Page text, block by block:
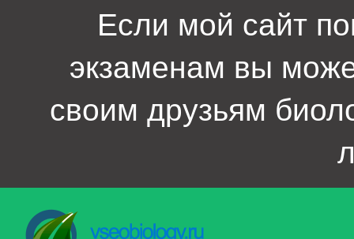
Если мой сайт
экзаменам вы
своим друзьям